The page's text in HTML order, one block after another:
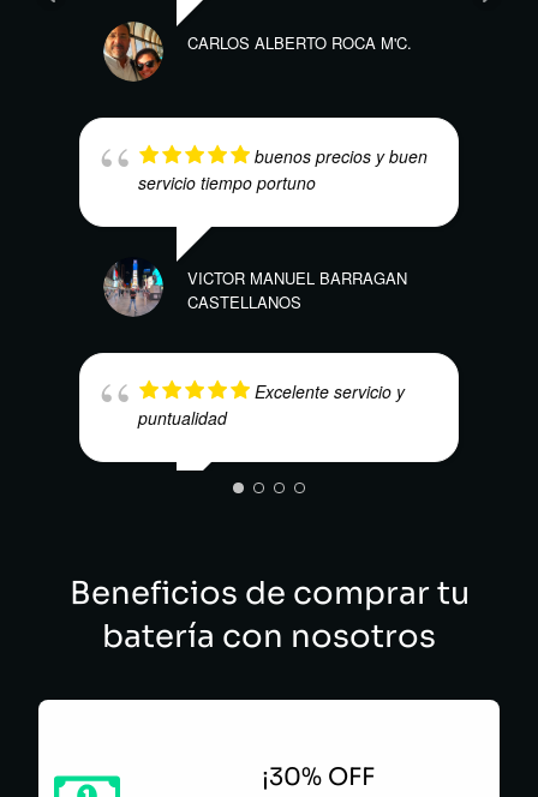
CARLOS ALBERTO ROCA M'C.
buenos precios y buen
servicio tiempo portuno
VICTOR MANUEL BARRAGAN
CASTELLANOS
Excelente servicio y
puntualidad
Beneficios de comprar tu
batería con nosotros
¡30% OFF